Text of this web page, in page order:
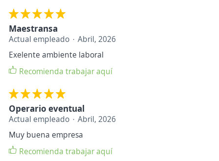
Maestransa
Actual empleado
Abril, 2026
Exelente ambiente laboral
Recomienda trabajar aquí
Operario eventual
Actual empleado
Abril, 2026
Muy buena empresa
Recomienda trabajar aquí